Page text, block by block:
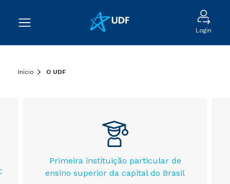
Login
Início O UDF
Primeira instituição particular de
ensino superior da capital do Brasil